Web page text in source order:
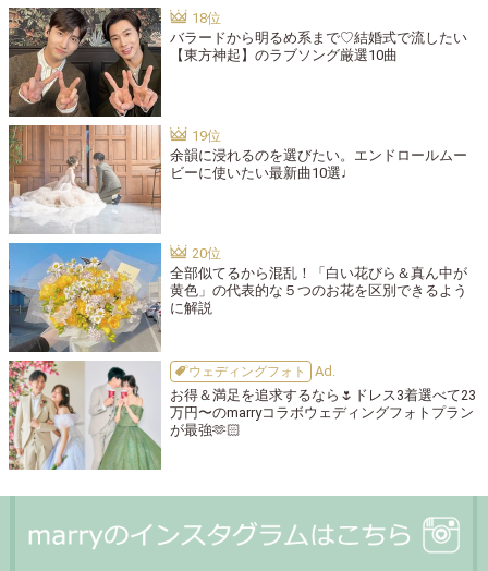
バラードから明るめ系まで♡結婚式で流したい
【東方神起】のラブソング厳選10曲
余韻に浸れるのを選びたい。エンドロールムー
ビーに使いたい最新曲10選♩
全部似てるから混乱！「白い花びら＆真ん中が
黄色」の代表的な５つのお花を区別できるよう
に解説
ウェディングフォト
お得＆満足を追求するなら🌷ドレス3着選べて23
万円〜のmarryコラボウェディングフォトプラン
が最強🫶🏻